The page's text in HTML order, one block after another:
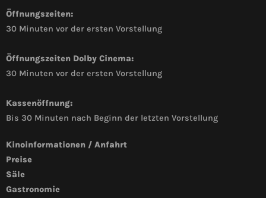
Öffnungszeiten:
30 Minuten vor der ersten Vorstellung
Öffnungszeiten Dolby Cinema:
30 Minuten vor der ersten Vorstellung
Kassenöffnung:
Bis 30 Minuten nach Beginn der letzten Vorstellung
Kinoinformationen / Anfahrt
Preise
Säle
Gastronomie